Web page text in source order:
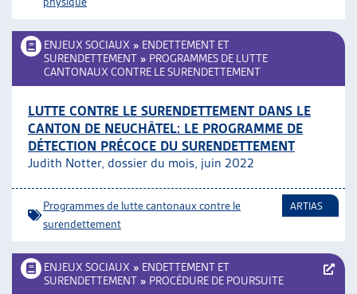
ENJEUX SOCIAUX » ENDETTEMENT ET
SURENDETTEMENT » PROGRAMMES DE LUTTE
CANTONAUX CONTRE LE SURENDETTEMENT
LUTTE CONTRE LE SURENDETTEMENT DANS LE
CANTON DE NEUCHÂTEL: LE PROGRAMME DE
DÉTECTION PRÉCOCE DU SURENDETTEMENT
Judith Notter, dossier du mois, juin 2022
Programmes de lutte cantonaux contre le
surendettement
ARTIAS
ENJEUX SOCIAUX » ENDETTEMENT ET
SURENDETTEMENT » PROCÉDURE DE POURSUITE